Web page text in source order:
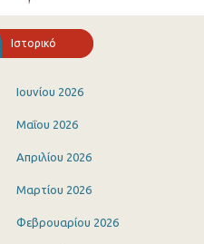
Ιστορικό
Ιουνίου 2026
Μαΐου 2026
Απριλίου 2026
Μαρτίου 2026
Φεβρουαρίου 2026